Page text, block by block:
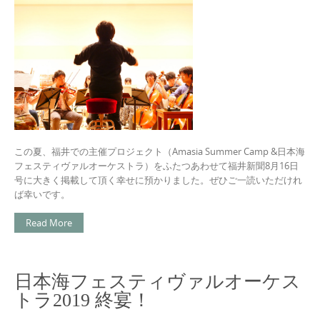
この夏、福井での主催プロジェクト（Amasia Summer Camp &日本海
フェスティヴァルオーケストラ）をふたつあわせて福井新聞8月16日
号に大きく掲載して頂く幸せに預かりました。ぜひご一読いただけれ
ば幸いです。
Read More
日本海フェスティヴァルオーケス
トラ2019 終宴！